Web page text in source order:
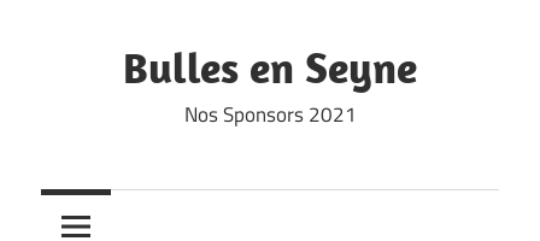
Bulles en Seyne
Nos Sponsors 2021